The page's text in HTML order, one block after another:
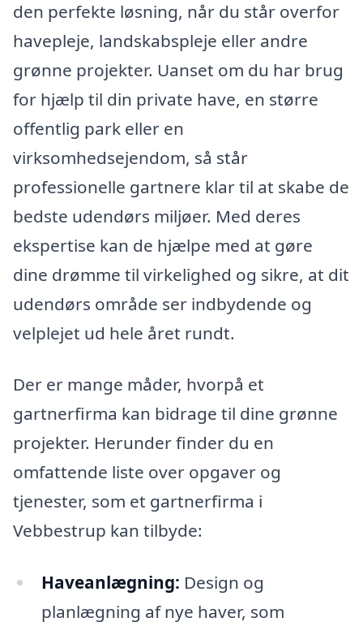
den perfekte løsning, når du står overfor
havepleje, landskabspleje eller andre
grønne projekter. Uanset om du har brug
for hjælp til din private have, en større
offentlig park eller en
virksomhedsejendom, så står
professionelle gartnere klar til at skabe de
bedste udendørs miljøer. Med deres
ekspertise kan de hjælpe med at gøre
dine drømme til virkelighed og sikre, at dit
udendørs område ser indbydende og
velplejet ud hele året rundt.
Der er mange måder, hvorpå et
gartnerfirma kan bidrage til dine grønne
projekter. Herunder finder du en
omfattende liste over opgaver og
tjenester, som et gartnerfirma i
Vebbestrup kan tilbyde:
Haveanlægning: Design og
planlægning af nye haver, som